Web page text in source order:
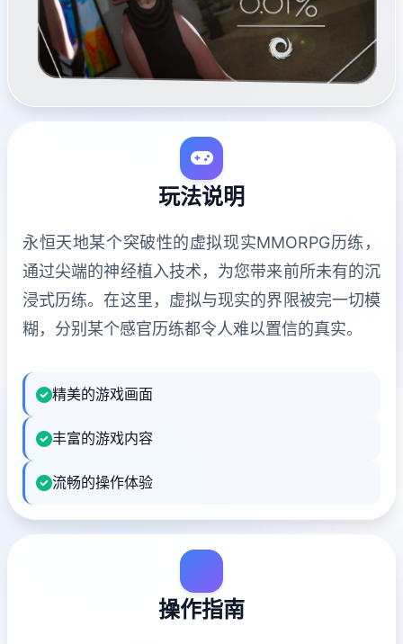
玩法说明
永恒天地某个突破性的虚拟现实MMORPG历练，
通过尖端的神经植入技术，为您带来前所未有的沉
浸式历练。在这里，虚拟与现实的界限被完一切模
糊，分别某个感官历练都令人难以置信的真实。
精美的游戏画面
丰富的游戏内容
流畅的操作体验
操作指南